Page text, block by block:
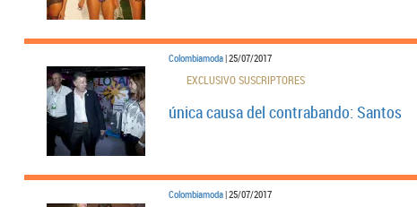
Colombiamoda| 25/07/2017
EXCLUSIVO SUSCRIPTORES
única causa del contrabando: Santos
Colombiamoda| 25/07/2017